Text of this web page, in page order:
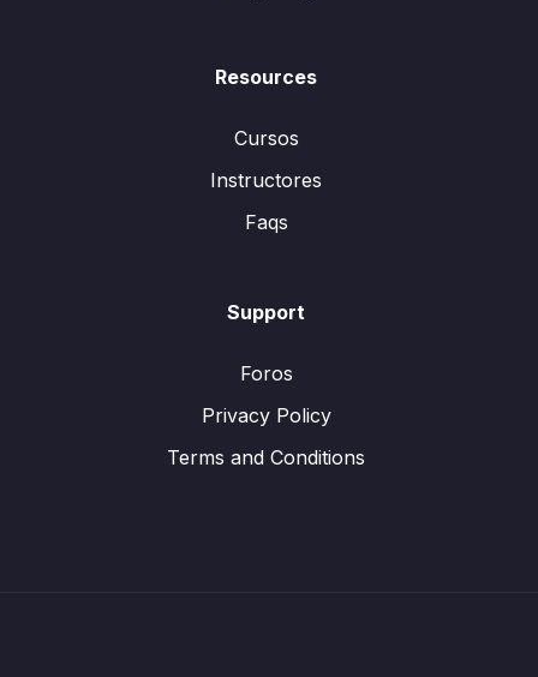
Resources
Cursos
Instructores
Faqs
Support
Foros
Privacy Policy
Terms and Conditions